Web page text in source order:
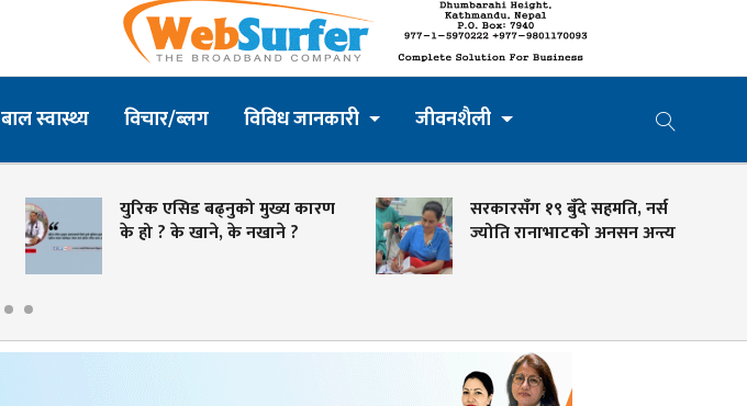
बाल स्वास्थ्य विचार/ब्लग विविध जानकारी जीवनशैली
युरिक एसिड बढ्नुको मुख्य कारण
के हो ? के खाने, के नखाने ?
सरकारसँग १९ बुँदे सहमति, नर्स
ज्योति रानाभाटको अनसन अन्त्य